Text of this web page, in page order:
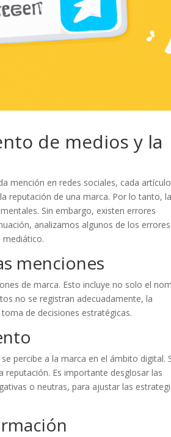
de medios y la
mención en redes sociales, cada
reputación de una marca. Por lo tanto, la
Sin embargo, existen errores
analizamos algunos de los errores
menciones
de marca. Esto incluye no solo el
no se registran adecuadamente, la
de decisiones estratégicas.
percibe a la marca en el ámbito digital.
Es importante desglosar las
o neutras, para ajustar las